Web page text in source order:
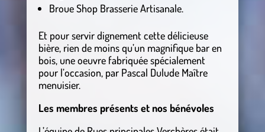
Broue Shop Brasserie Artisanale.
Et pour servir dignement cette délicieuse
bière, rien de moins qu’un magnifique bar en
bois, une oeuvre fabriquée spécialement
pour l’occasion, par Pascal Dulude Maître
menuisier.
Les membres présents et nos bénévoles